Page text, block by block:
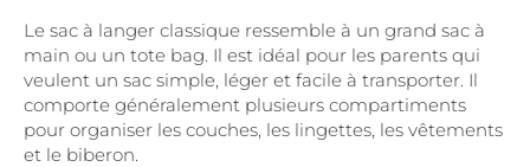
Le sac à langer classique ressemble à un grand sac à
main ou un tote bag. Il est idéal pour les parents qui
veulent un sac simple, léger et facile à transporter. Il
comporte généralement plusieurs compartiments
pour organiser les couches, les lingettes, les vêtements
et le biberon.